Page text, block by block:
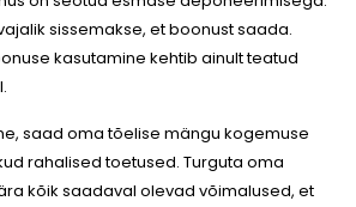
sissemakse, et boonust saada.
kasutamine kehtib ainult teatud
saad oma tõelise mängu kogemuse
rahalised toetused. Turguta oma
kõik saadaval olevad võimalused, et